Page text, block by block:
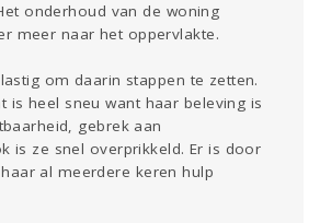
onderhoud van de woning
meer naar het oppervlakte.
om daarin stappen te zetten.
heel sneu want haar beleving is
gebrek aan
is ze snel overprikkeld. Er is door
al meerdere keren hulp